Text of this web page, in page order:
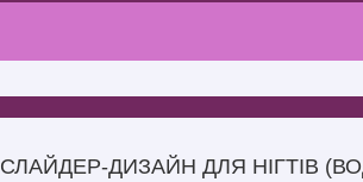
СЛАЙДЕР-ДИЗАЙН ДЛЯ НІГТІВ